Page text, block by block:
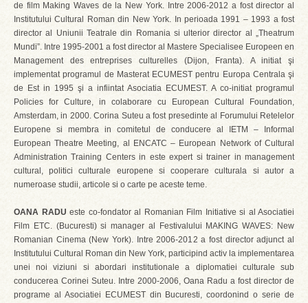
de film Making Waves de la New York. Intre 2006-2012 a fost director al
Institutului Cultural Roman din New York. In perioada 1991 – 1993 a fost
director al Uniunii Teatrale din Romania si ulterior director al „Theatrum
Mundi”. Intre 1995-2001 a fost director al Mastere Specialisee Europeen en
Management des entreprises culturelles (Dijon, Franta). A initiat şi
implementat programul de Masterat ECUMEST pentru Europa Centrala şi
de Est in 1995 şi a infiintat Asociatia ECUMEST. A co-initiat programul
Policies for Culture, in colaborare cu European Cultural Foundation,
Amsterdam, in 2000. Corina Suteu a fost presedinte al Forumului Retelelor
Europene si membra in comitetul de conducere al IETM – Informal
European Theatre Meeting, al ENCATC – European Network of Cultural
Administration Training Centers in este expert si trainer in management
cultural, politici culturale europene si cooperare culturala si autor a
numeroase studii, articole si o carte pe aceste teme.
OANA RADU este co-fondator al Romanian Film Initiative si al Asociatiei
Film ETC. (Bucuresti) si manager al Festivalului MAKING WAVES: New
Romanian Cinema (New York). Intre 2006-2012 a fost director adjunct al
Institutului Cultural Roman din New York, participind activ la implementarea
unei noi viziuni si abordari institutionale a diplomatiei culturale sub
conducerea Corinei Suteu. Intre 2000-2006, Oana Radu a fost director de
programe al Asociatiei ECUMEST din Bucuresti, coordonind o serie de